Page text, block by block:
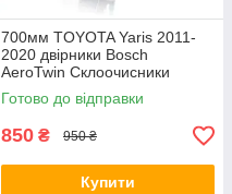
700мм TOYOTA Yaris 2011-
2020 двірники Bosch
AeroTwin Склоочисники
Готово до відправки
850 ₴ 950 ₴
Купити